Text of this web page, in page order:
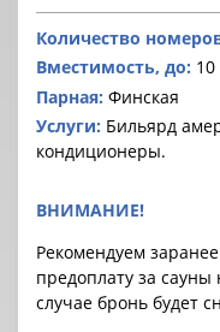
Количество
Вместимость, до: 10
Парная: Финская
Услуги: Бильярд
кондиционеры.
ВНИМАНИЕ!
Рекомендуем
предоплату за
случае бронь будет